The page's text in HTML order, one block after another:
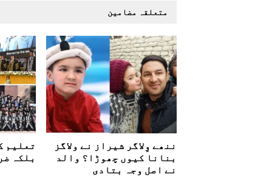
متعلقہ مضامین
ننھے وِلاگر شیراز نے ولاگز
بنانا کیوں چھوڑا؟ والد
نے اصل وجہ بتادی
تعلیم
بلکہ